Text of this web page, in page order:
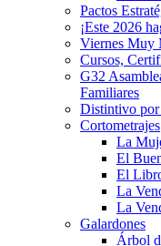
Pactos
¡Este 2026
Viernes Muy
Cursos,
G32
Familiares
Distintivo por
Cortometrajes
La
El
El
La
La
Galardones
Árbol